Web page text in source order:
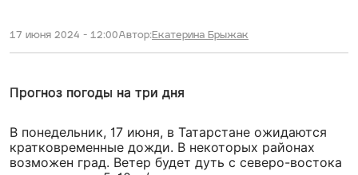
17 июня 2024 - 12:00Автор:Екатерина Брыжак
Прогноз погоды на три дня
В понедельник, 17 июня, в Татарстане ожидаются
кратковременные дожди. В некоторых районах
возможен град. Ветер будет дуть с северо-востока